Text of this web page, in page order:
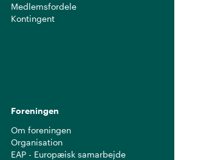
Medlemsfordele
Kontingent
Foreningen
Om foreningen
Organisation
EAP - Europæisk samarbejde